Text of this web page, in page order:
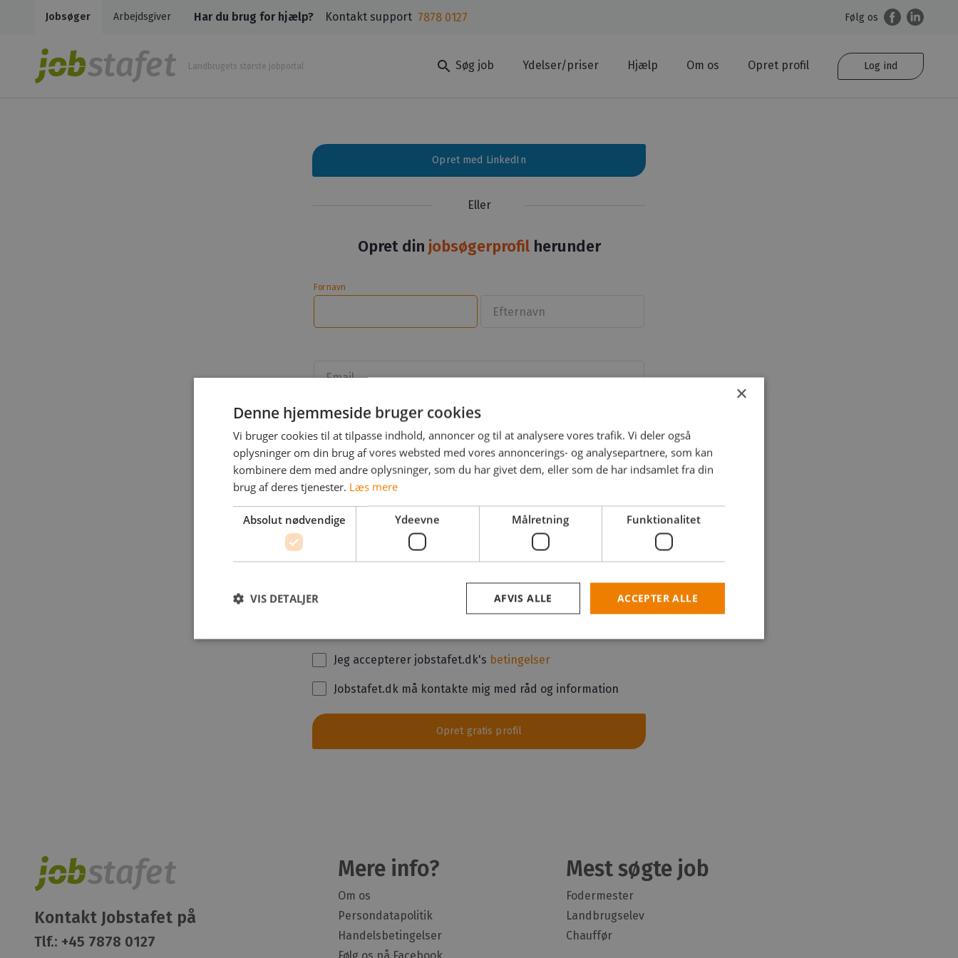
Jobsøger Arbejdsgiver Har du brug for hjælp? Kontakt support 7878 0127 Følg os
Landbrugets største jobportal search Søg job Ydelser/priser Hjælp Om os Opret profil Log ind
Opret med LinkedIn
Eller
Opret din jobsøgerprofil herunder
Fornavn
Efternavn
Email
Adgangskode
Landekode
+45 Mobil
Jeg accepterer jobstafet.dk's betingelser
Jobstafet.dk må kontakte mig med råd og information
Opret gratis profil
Kontakt Jobstafet på
Tlf.: +45 7878 0127
Mere info?
Om os
Persondatapolitik
Handelsbetingelser
Mest søgte job
Fodermester
Landbrugselev
Chauffør
×
Denne hjemmeside bruger cookies
Vi bruger cookies til at tilpasse indhold, annoncer og til at analysere vores trafik. Vi deler også
oplysninger om din brug af vores websted med vores annoncerings- og analysepartnere, som kan
kombinere dem med andre oplysninger, som du har givet dem, eller som de har indsamlet fra din
brug af deres tjenester. Læs mere
Absolut nødvendige Ydeevne Målretning Funktionalitet
ACCEPTER ALLE
AFVIS ALLE
VIS DETALJER